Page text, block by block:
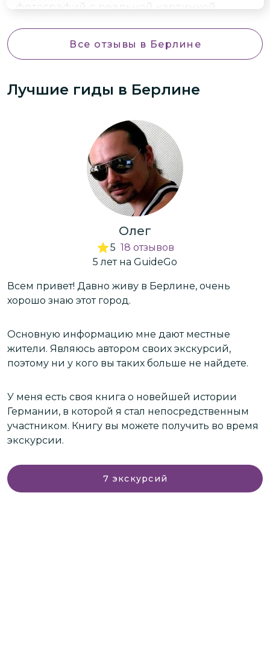
фотографий с реальной картинкой.
Большое спасибо за познавательную
экскурсию! Рекомендую.
Все отзывы в Берлине
Лучшие гиды в Берлине
Олег
5 18 отзывов
5 летна GuideGo
Всем привет! Давно живу в Берлине, очень
хорошо знаю этот город.
Основную информацию мне дают местные
жители. Являюсь автором своих экскурсий,
поэтому ни у кого вы таких больше не найдете.
У меня есть своя книга о новейшей истории
Германии, в которой я стал непосредственным
участником. Книгу вы можете получить во время
экскурсии.
7 экскурсий